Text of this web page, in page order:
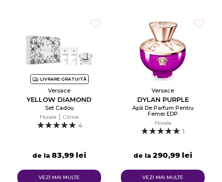
LIVRARE GRATUITĂ
Versace
YELLOW DIAMOND
Set Cadou
Florale Citrice
4
de la 83,99 lei
VEZI MAI MULTE
Versace
DYLAN PURPLE
Apă De Parfum Pentru
Femei EDP
Florale
1
de la 290,99 lei
VEZI MAI MULTE